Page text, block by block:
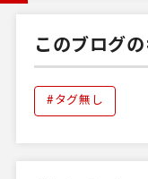
このブログ
#タグ無し